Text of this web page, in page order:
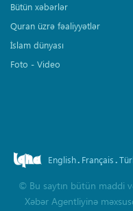
Bütün xəbərlər
Quran üzrə fəaliyyətlər
İslam dünyası
Foto - Video
English. Français.
© Bu saytın bütün maddi
Xəbər Agentliyinə